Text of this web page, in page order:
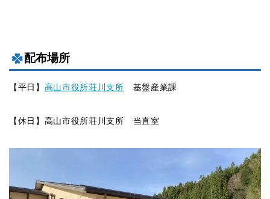
配布場所
【平日】 高山市役所荘川支所 基盤産業課
【休日】高山市役所荘川支所 当直室